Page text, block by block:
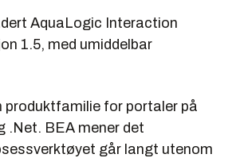
AquaLogic Interaction
1.5, med umiddelbar
produktfamilie for portaler på
.Net. BEA mener det
går langt utenom